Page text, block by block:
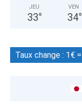
JEU
33°
VEN
34°
Taux change : 1€ =